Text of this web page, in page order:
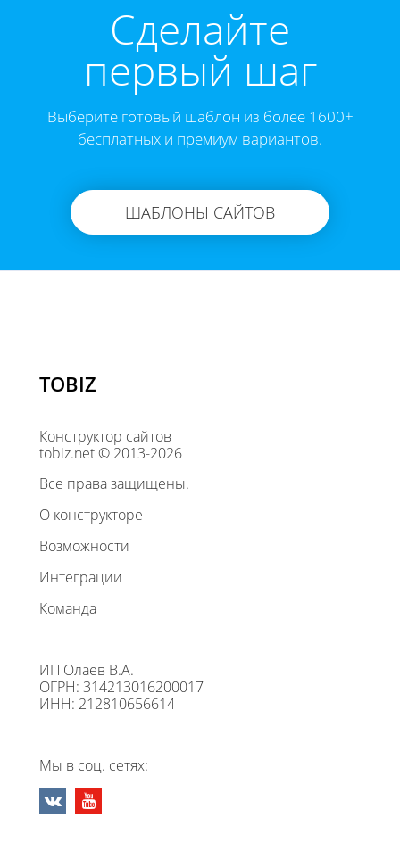
Cделайте
первый шаг
Выберите готовый шаблон из более 1600+
бесплатных и премиум вариантов.
ШАБЛОНЫ САЙТОВ
TOBIZ
Конструктор сайтов
tobiz.net © 2013-2026
Все права защищены.
О конструкторе
Возможности
Интеграции
Команда
ИП Олаев В.А.
ОГРН: 314213016200017
ИНН: 212810656614
Мы в соц. сетях: